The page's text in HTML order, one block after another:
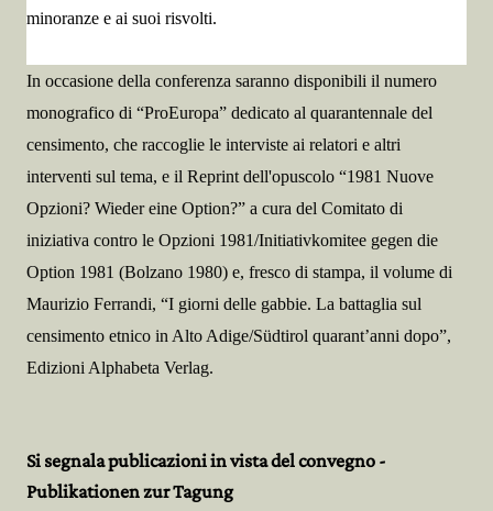
minoranze e ai suoi risvolti.
In occasione della conferenza saranno disponibili il numero
monografico di “ProEuropa” dedicato al quarantennale del
censimento, che raccoglie le interviste ai relatori e altri
interventi sul tema, e il Reprint dell'opuscolo “1981 Nuove
Opzioni? Wieder eine Option?” a cura del Comitato di
iniziativa contro le Opzioni 1981/Initiativkomitee gegen die
Option 1981 (Bolzano 1980) e, fresco di stampa, il volume di
Maurizio Ferrandi, “I giorni delle gabbie. La battaglia sul
censimento etnico in Alto Adige/Südtirol quarant’anni dopo”,
Edizioni Alphabeta Verlag.
Si segnala publicazioni in vista del convegno -
Publikationen zur Tagung